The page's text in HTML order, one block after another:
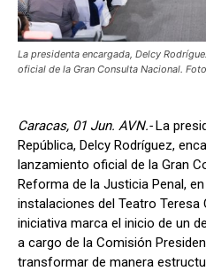
La presidenta encargada, Delcy
oficial de la Gran Consulta Nacional.
Caracas, 01 Jun. AVN.-La
República, Delcy Rodríguez,
lanzamiento oficial de la Gran
Reforma de la Justicia Penal,
instalaciones del Teatro Teresa
iniciativa marca el inicio de un
a cargo de la Comisión
transformar de manera